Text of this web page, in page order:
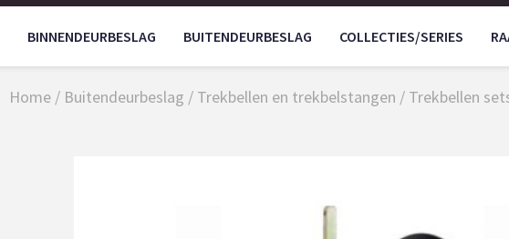
BINNENDEURBESLAG BUITENDEURBESLAG COLLECTIES/SERIES
Home / Buitendeurbeslag / Trekbellen en trekbelstangen / Trekbellen